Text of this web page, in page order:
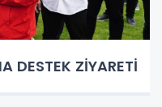
DESTEK ZİYARETİ